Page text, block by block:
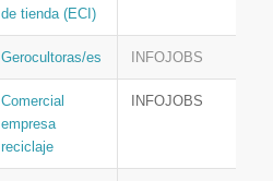
de tienda (ECI)
Gerocultoras/es INFOJOBS
Comercial
empresa
reciclaje
INFOJOBS